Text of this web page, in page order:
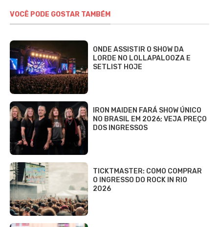
VOCÊ PODE GOSTAR TAMBÉM
ONDE ASSISTIR O SHOW DA
LORDE NO LOLLAPALOOZA E
SETLIST HOJE
IRON MAIDEN FARÁ SHOW ÚNICO
NO BRASIL EM 2026; VEJA PREÇO
DOS INGRESSOS
TICKTMASTER: COMO COMPRAR
O INGRESSO DO ROCK IN RIO
2026